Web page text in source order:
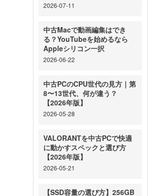
2026-07-11
中古Macで動画編集はでき
る？YouTubeを始めるなら
Appleシリコン一択
2026-06-22
中古PCのCPU世代の見方｜第
8〜13世代、何が違う？
【2026年版】
2026-05-28
VALORANTを中古PCで快適
に動かすスペックと選び方
【2026年版】
2026-05-21
【SSD容量の選び方】256GB